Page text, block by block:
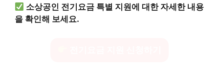
소상공인 전기요금 특별 지원에 대한 자세한 내용
을 확인해 보세요.